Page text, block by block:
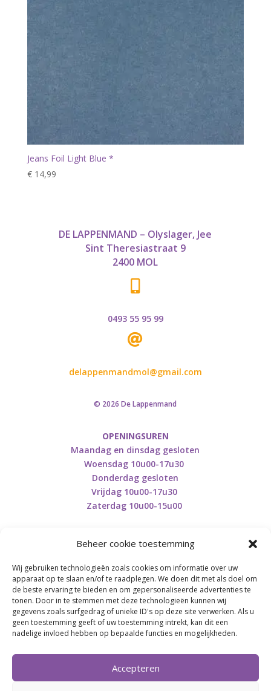
Beheer cookie toestemming
Wij gebruiken technologieën zoals cookies om informatie over uw
apparaat op te slaan en/of te raadplegen. We doen dit met als doel om
de beste ervaring te bieden en om gepersonaliseerde advertenties te
tonen. Door in te stemmen met deze technologieën kunnen wij
gegevens zoals surfgedrag of unieke ID's op deze site verwerken. Als u
geen toestemming geeft of uw toestemming intrekt, kan dit een
nadelige invloed hebben op bepaalde functies en mogelijkheden.
Accepteren
Jeans Foil Light Blue *
€14,99
DE LAPPENMAND – Olyslager, Jee
Sint Theresiastraat 9
2400 MOL

0493 55 95 99

delappenmandmol@gmail.com
© 2026 De Lappenmand
OPENINGSUREN
Maandag en dinsdag gesloten
Woensdag 10u00-17u30
Donderdag gesloten
Vrijdag 10u00-17u30
Zaterdag 10u00-15u00
Retourneren en herroepen
BE0746.853.082
BREI- EN HAAK-ATELJEE
Momenteel on hold wegens medische reden.